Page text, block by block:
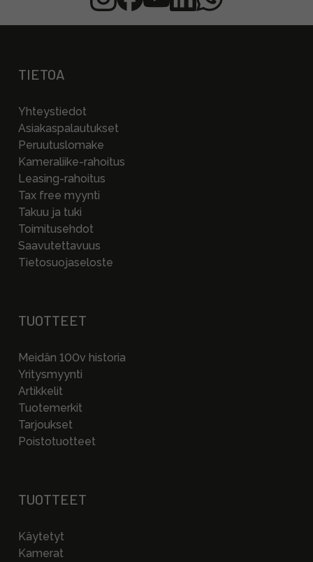
TIETOA
Yhteystiedot
Asiakaspalautukset
Peruutuslomake
Kameraliike-rahoitus
Leasing-rahoitus
Tax free myynti
Takuu ja tuki
Toimitusehdot
Saavutettavuus
Tietosuojaseloste
TUOTTEET
Meidän 100v historia
Yritysmyynti
Artikkelit
Tuotemerkit
Tarjoukset
Poistotuotteet
TUOTTEET
Käytetyt
Kamerat